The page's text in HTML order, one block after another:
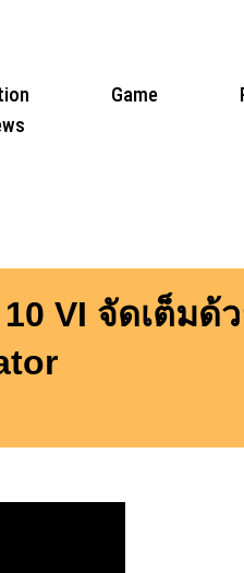
Game
VI จัดเต็มด้